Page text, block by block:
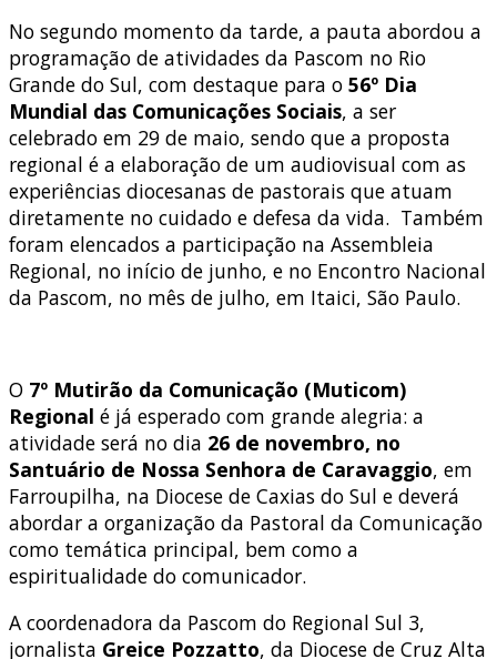
No segundo momento da tarde, a pauta abordou a
programação de atividades da Pascom no Rio
Grande do Sul, com destaque para o 56º Dia
Mundial das Comunicações Sociais, a ser
celebrado em 29 de maio, sendo que a proposta
regional é a elaboração de um audiovisual com as
experiências diocesanas de pastorais que atuam
diretamente no cuidado e defesa da vida. Também
foram elencados a participação na Assembleia
Regional, no início de junho, e no Encontro Nacional
da Pascom, no mês de julho, em Itaici, São Paulo.
O 7º Mutirão da Comunicação (Muticom)
Regional é já esperado com grande alegria: a
atividade será no dia 26 de novembro, no
Santuário de Nossa Senhora de Caravaggio, em
Farroupilha, na Diocese de Caxias do Sul e deverá
abordar a organização da Pastoral da Comunicação
como temática principal, bem como a
espiritualidade do comunicador.
A coordenadora da Pascom do Regional Sul 3,
jornalista Greice Pozzatto, da Diocese de Cruz Alta